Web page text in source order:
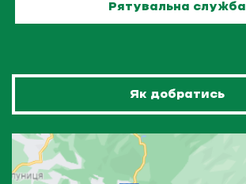
Рятувальна служба
Як добратись